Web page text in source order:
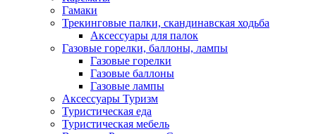
Гамаки
Трекинговые палки, скандинавская ходьба
Аксессуары для палок
Газовые горелки, баллоны, лампы
Газовые горелки
Газовые баллоны
Газовые лампы
Аксессуары Туризм
Туристическая еда
Туристическая мебель